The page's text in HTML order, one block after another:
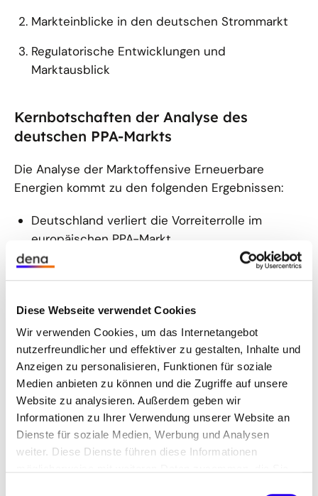
Diese Webseite verwendet Cookies
Wir verwenden Cookies, um das Internetangebot
nutzerfreundlicher und effektiver zu gestalten, Inhalte und
Anzeigen zu personalisieren, Funktionen für soziale
Medien anbieten zu können und die Zugriffe auf unsere
Website zu analysieren. Außerdem geben wir
Informationen zu Ihrer Verwendung unserer Website an
Dienste für soziale Medien, Werbung und Analysen
weiter. Diese Dienste führen diese Informationen
Markteinblicke in den deutschen Strommarkt
Regulatorische Entwicklungen und
Marktausblick
Kernbotschaften der Analyse des
deutschen PPA-Markts
Die Analyse der Marktoffensive Erneuerbare
Energien kommt zu den folgenden Ergebnissen:
Deutschland verliert die Vorreiterrolle im
europäischen PPA-Markt.
Die PPA-Preise gehen weiter zurück,
unter starkem Erlösdruck.
Batteriespeicher und Co-Location werden
wesentlicher Bestandteil des PPA-Marktes.
Es werden vermehrt kurzfristige PPAs mit einer
Laufzeit von unter fünf Jahren abgeschlossen.